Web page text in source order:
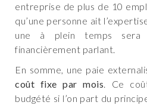
entreprise de plus de 10
qu’une personne ait
une à plein temps sera
financièrement parlant.
En somme, une paie
coût fixe par mois. Ce
budgété si l’on part du